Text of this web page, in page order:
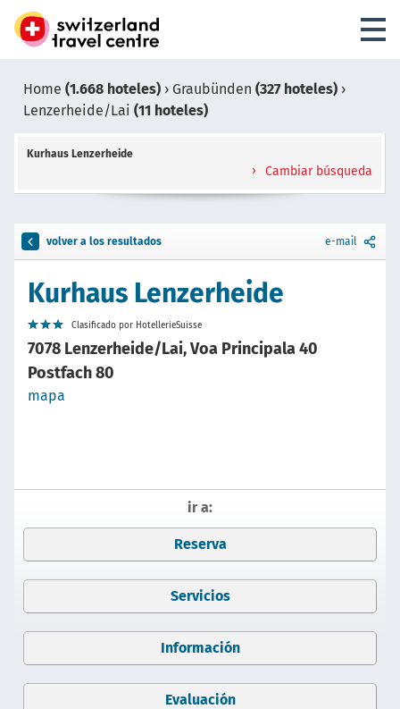
Home (1.668 hoteles) › Graubünden (327 hoteles) ›
Lenzerheide/Lai (11 hoteles)
Kurhaus Lenzerheide
Cambiar búsqueda
volver a los resultados e-mail
Kurhaus Lenzerheide
Clasificado por HotellerieSuisse
7078 Lenzerheide/Lai, Voa Principala 40
Postfach 80
mapa
ir a:
Reserva
Servicios
Información
Evaluación